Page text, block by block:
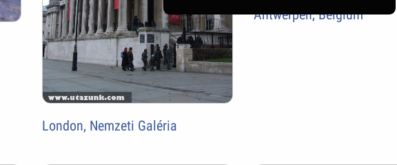
London, Nemzeti Galéria
Antwerpen, Belgium